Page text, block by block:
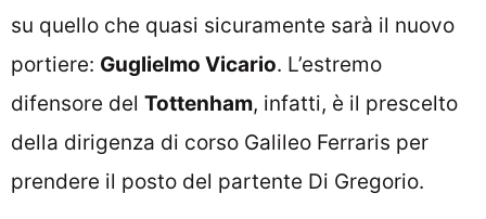
su quello che quasi sicuramente sarà il nuovo
portiere: Guglielmo Vicario. L’estremo
difensore del Tottenham, infatti, è il prescelto
della dirigenza di corso Galileo Ferraris per
prendere il posto del partente Di Gregorio.